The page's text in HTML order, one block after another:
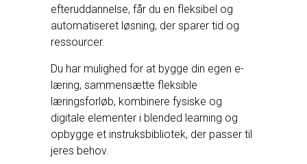
efteruddannelse, får du en fleksibel og
automatiseret løsning, der sparer tid og
ressourcer.
Du har mulighed for at bygge din egen e-
læring, sammensætte fleksible
læringsforløb, kombinere fysiske og
digitale elementer i blended learning og
opbygge et instruksbibliotek, der passer til
jeres behov.